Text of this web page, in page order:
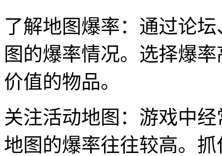
了解地图爆率：通过论
图的爆率情况。选择爆
价值的物品。
关注活动地图：游戏中
地图的爆率往往较高。